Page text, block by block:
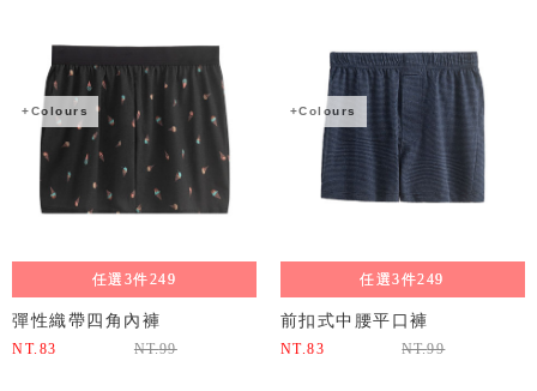
+Colours
任選3件249
彈性織帶四角內褲
NT. 83 NT.99
+Colours
任選3件249
前扣式中腰平口褲
NT.83 NT.99